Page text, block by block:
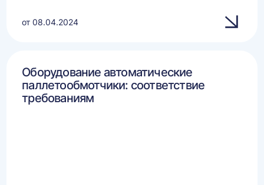
от 08.04.2024
Оборудование автоматические
паллетообмотчики: соответствие
требованиям